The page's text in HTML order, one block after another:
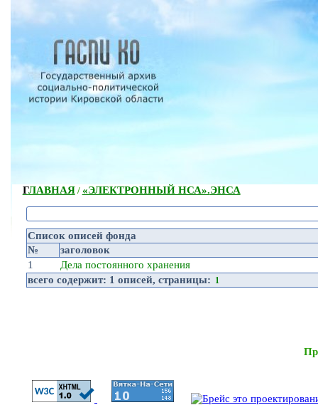
ГЛАВНАЯ/ «ЭЛЕКТРОННЫЙ НСА».ЭНСА
Список описей фонда
№
заголовок
1
Дела постоянного хранения
всего содержит: 1 описей, страницы: 1